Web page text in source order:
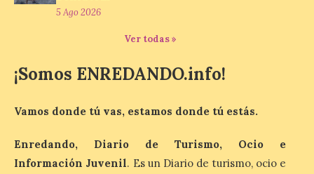
Leaders Lounge, dos espacios exclusivos
para los ciclistas. El recorrido de La
Última llamada: Eclipse
Dónde alojarse y a qué
7 Ago 2026
5 Ago 2026
Ver todas »
¡Somos ENREDANDO.info!
Vamos donde tú vas, estamos donde tú estás.
Enredando, Diario de Turismo, Ocio e
Información Juvenil. Es un Diario de turismo, ocio e